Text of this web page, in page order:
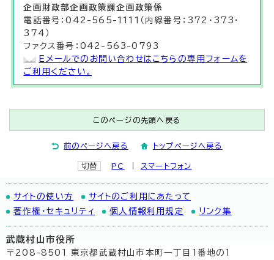
企画財政部企画政策課企画政策係
電話番号：042-565-1111（内線番号：372・373・
374）
ファクス番号：042-563-0793
Eメールでのお問い合わせはこちらの専用フォームを
ご利用ください。
このページの先頭へ戻る
前のページへ戻る トップページへ戻る
切替 PC スマートフォン
サイトの使い方
サイトのご利用にあたって
著作権・セキュリティ
個人情報利用規定 リンク集
武蔵村山市役所
〒208-8501 東京都武蔵村山市本町一丁目1番地の1